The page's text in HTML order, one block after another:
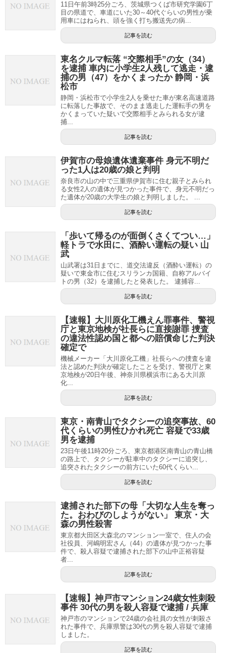
11日午前3時25分ごろ、茨城県つくば市研究学園6丁
目の県道で、車道にいた30～40代ぐらいの男性が乗
用車にはねられ、頭を強く打ち搬送先の病...
記事を読む
東名クルマ転落 “交際相手”の女（34）
を逮捕 車内に小学生2人残して逃走・逮
捕の男（47）をかくまったか 静岡・浜
松市
静岡・浜松市で小学生2人を乗せた車が東名高速道路
に転落した事故で、そのまま逃走した運転手の男を
かくまっていた疑いで交際相手とみられる女が逮
捕...
記事を読む
伊賀市の母娘遺体遺棄事件 身元不明だ
った1人は20歳の娘と判明
奈良市の山の中で三重県伊賀市に住む親子とみられ
る女性2人の遺体が見つかった事件で、身元不明だっ
た遺体が20歳の大学生の娘と判明しました。 ...
記事を読む
「歩いて帰るのが面倒くさくてつい…」
軽トラで水田に、酒酔い運転の疑い 山
武
山武署は31日までに、道交法違反（酒酔い運転）の
疑いで東金市に住むスリランカ国籍、自称アルバイ
トの男（32）を逮捕したと発表した。 逮捕容...
記事を読む
【速報】大川原化工機えん罪事件、警視
庁と東京地検が社長らに直接謝罪 捜査
の違法性認め国と都への賠償命じた判決
確定で
機械メーカー「大川原化工機」社長らへの捜査を違
法と認めた判決が確定したことを受け、警視庁と東
京地検が20日午後、神奈川県横浜市にある大川原
化...
記事を読む
東京・南青山でタクシーの追突事故、60
代くらいの男性ひかれ死亡 容疑で33歳
男を逮捕
23日午後11時20分ごろ、東京都港区南青山の青山橋
の路上で、タクシーが駐車中のタクシーに追突し、
追突されたタクシーの前方にいた60代くらい...
記事を読む
逮捕された部下の母「大切な人生を奪っ
た。おわびのしようがない」 東京・大
森の男性殺害
東京都大田区大森北のマンション一室で、住人の会
社役員、河嶋明宏さん（44）の遺体が見つかった事
件で、殺人容疑で逮捕された部下の山中正裕容疑
者...
記事を読む
【速報】神戸市マンション24歳女性刺殺
事件 30代の男を殺人容疑で逮捕 / 兵庫
神戸市のマンションで24歳の会社員の女性が刺殺さ
れた事件で、兵庫県警は30代の男を殺人容疑で逮捕
しました。
記事を読む